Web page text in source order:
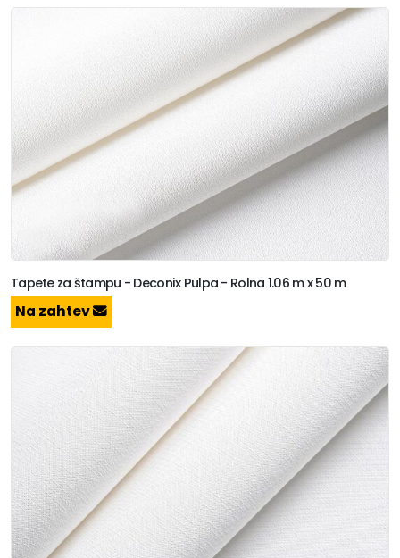
Tapete za štampu - Deconix Pulpa - Rolna 1.06 m x 50 m
Na zahtev